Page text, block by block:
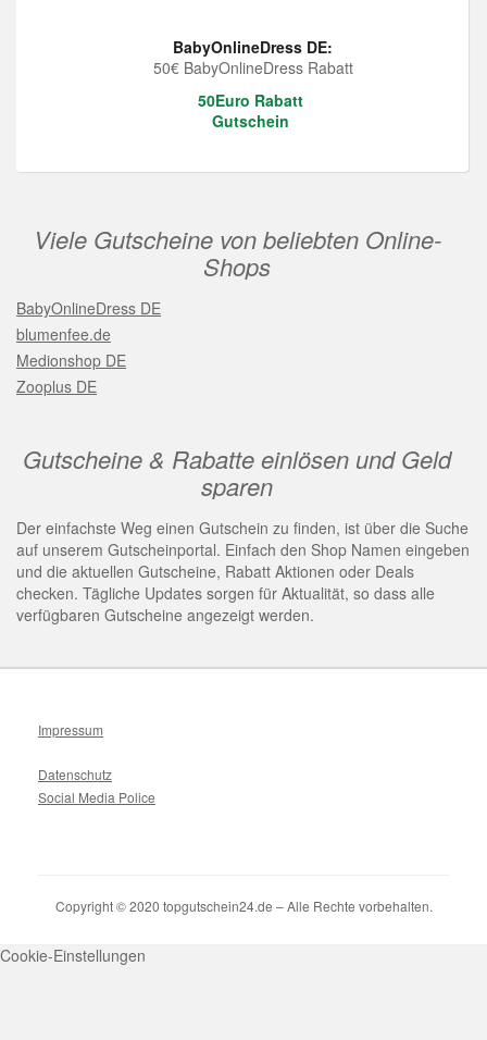
BabyOnlineDress DE:
50€ BabyOnlineDress Rabatt
50Euro Rabatt
Gutschein
Viele Gutscheine von beliebten Online-
Shops
BabyOnlineDress DE
blumenfee.de
Medionshop DE
Zooplus DE
Gutscheine & Rabatte einlösen und Geld
sparen
Der einfachste Weg einen Gutschein zu finden, ist über die Suche
auf unserem Gutscheinportal. Einfach den Shop Namen eingeben
und die aktuellen Gutscheine, Rabatt Aktionen oder Deals
checken. Tägliche Updates sorgen für Aktualität, so dass alle
verfügbaren Gutscheine angezeigt werden.
Impressum
Datenschutz
Social Media Police
Copyright © 2020 topgutschein24.de – Alle Rechte vorbehalten.
Cookie-Einstellungen